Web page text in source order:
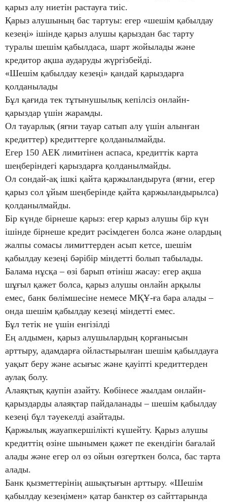
қарыз алу ниетін растауға тиіс.
Қарыз алушының бас тартуы: егер «шешім қабылдау
кезеңі» ішінде қарыз алушы қарыздан бас тарту
туралы шешім қабылдаса, шарт жойылады және
кредитор ақша аударуды жүргізбейді.
«Шешім қабылдау кезеңі» қандай қарыздарға
қолданылады
Бұл қағида тек тұтынушылық кепілсіз онлайн-
қарыздар үшін жарамды.
Ол тауарлық (яғни тауар сатып алу үшін алынған
кредиттер) кредиттерге қолданылмайды.
Егер 150 АЕК лимитінен аспаса, кредиттік карта
шеңберіндегі қарыздарға қолданылмайды.
Ол сондай-ақ ішкі қайта қаржыландыруға (яғни, егер
қарыз сол ұйым шеңберінде қайта қаржыландырылса)
қолданылмайды.
Бір күнде бірнеше қарыз: егер қарыз алушы бір күн
ішінде бірнеше кредит рәсімдеген болса және олардың
жалпы сомасы лимиттерден асып кетсе, шешім
қабылдау кезеңі бәрібір міндетті болып табылады.
Балама нұсқа – өзі барып өтініш жасау: егер ақша
шұғыл қажет болса, қарыз алушы онлайн арқылы
емес, банк бөлімшесіне немесе МҚҰ-ға бара алады –
онда шешім қабылдау кезеңі міндетті емес.
Бұл тетік не үшін енгізілді
Ең алдымен, қарыз алушылардың қорғанысын
арттыру, адамдарға ойластырылған шешім қабылдауға
уақыт беру және асығыс және қауіпті кредиттерден
аулақ болу.
Алаяқтық қаупін азайту. Көбінесе жылдам онлайн-
қарыздарды алаяқтар пайдаланады – шешім қабылдау
кезеңі бұл тәуекелді азайтады.
Қаржылық жауапкершілікті күшейту. Қарыз алушы
кредиттің өзіне шынымен қажет пе екендігін бағалай
алады және егер ол өз ойын өзгерткен болса, бас тарта
алады.
Банк қызметтерінің ашықтығын арттыру. «Шешім
қабылдау кезеңімен» қатар банктер өз сайттарында